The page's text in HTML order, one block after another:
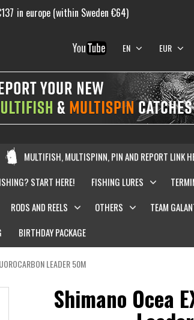
137 in europe (within Sweden €64)
EN EUR
MULTIFISH, MULTISPINN, PIN AND REPORT LINK
START HERE! FISHING LURES
RODS AND REELS OTHERS TEAM
BIRTHDAY PACKAGE
LEADER 50M
Shimano Ocea